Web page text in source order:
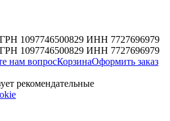
1097746500829 ИНН 7727696979
1097746500829 ИНН 7727696979
нам вопросКорзинаОформить заказ
рекомендательные